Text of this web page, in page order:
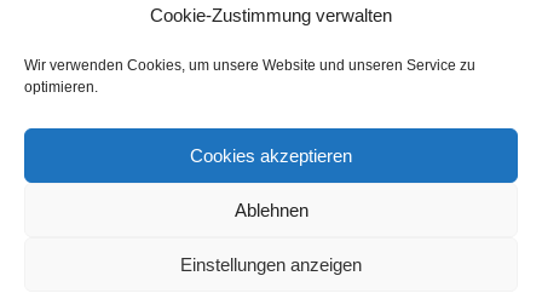
Cookie-Zustimmung verwalten
Wir verwenden Cookies, um unsere Website und unseren Service zu
optimieren.
Cookies akzeptieren
Ablehnen
Einstellungen anzeigen
verschreiben. Geh hinaus – mit all Deinen Sinnen –
Datenschutz
Cookie-Richtlinie (EU)